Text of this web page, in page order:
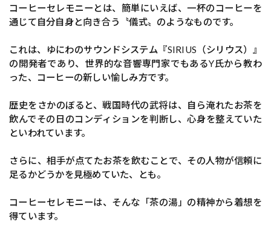
コーヒーセレモニーとは、簡単にいえば、一杯のコーヒーを
通じて自分自身と向き合う〝儀式〟のようなものです。
これは、ゆにわのサウンドシステム『SIRIUS（シリウス）』
の開発者であり、世界的な音響専門家でもあるY氏から教わ
った、コーヒーの新しい愉しみ方です。
歴史をさかのぼると、戦国時代の武将は、自ら淹れたお茶を
飲んでその日のコンディションを判断し、心身を整えていた
といわれています。
さらに、相手が点てたお茶を飲むことで、その人物が信頼に
足るかどうかを見極めていた、とも。
コーヒーセレモニーは、そんな「茶の湯」の精神から着想を
得ています。